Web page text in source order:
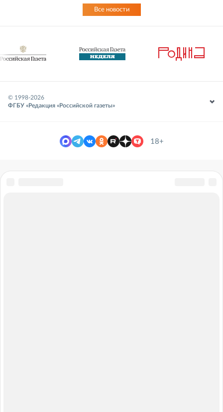
Все новости
© 1998-2026
ФГБУ «Редакция «Российской газеты»
18+